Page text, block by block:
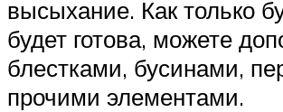
высыхание. Как только
будет готова, можете
блестками, бусинами,
прочими элементами.